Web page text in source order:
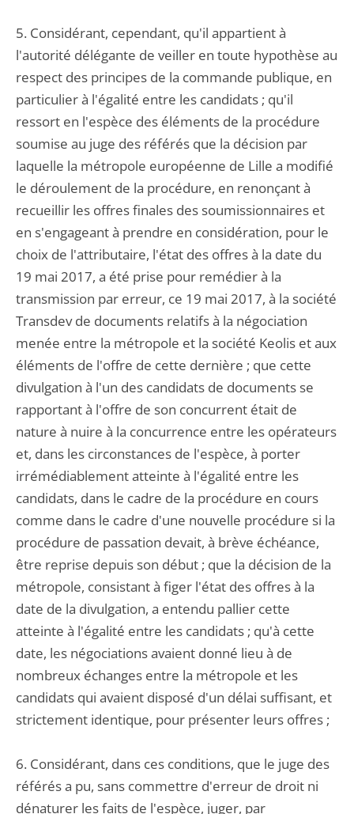
5. Considérant, cependant, qu'il appartient à
l'autorité délégante de veiller en toute hypothèse au
respect des principes de la commande publique, en
particulier à l'égalité entre les candidats ; qu'il
ressort en l'espèce des éléments de la procédure
soumise au juge des référés que la décision par
laquelle la métropole européenne de Lille a modifié
le déroulement de la procédure, en renonçant à
recueillir les offres finales des soumissionnaires et
en s'engageant à prendre en considération, pour le
choix de l'attributaire, l'état des offres à la date du
19 mai 2017, a été prise pour remédier à la
transmission par erreur, ce 19 mai 2017, à la société
Transdev de documents relatifs à la négociation
menée entre la métropole et la société Keolis et aux
éléments de l'offre de cette dernière ; que cette
divulgation à l'un des candidats de documents se
rapportant à l'offre de son concurrent était de
nature à nuire à la concurrence entre les opérateurs
et, dans les circonstances de l'espèce, à porter
irrémédiablement atteinte à l'égalité entre les
candidats, dans le cadre de la procédure en cours
comme dans le cadre d'une nouvelle procédure si la
procédure de passation devait, à brève échéance,
être reprise depuis son début ; que la décision de la
métropole, consistant à figer l'état des offres à la
date de la divulgation, a entendu pallier cette
atteinte à l'égalité entre les candidats ; qu'à cette
date, les négociations avaient donné lieu à de
nombreux échanges entre la métropole et les
candidats qui avaient disposé d'un délai suffisant, et
strictement identique, pour présenter leurs offres ;
6. Considérant, dans ces conditions, que le juge des
référés a pu, sans commettre d'erreur de droit ni
dénaturer les faits de l'espèce, juger, par